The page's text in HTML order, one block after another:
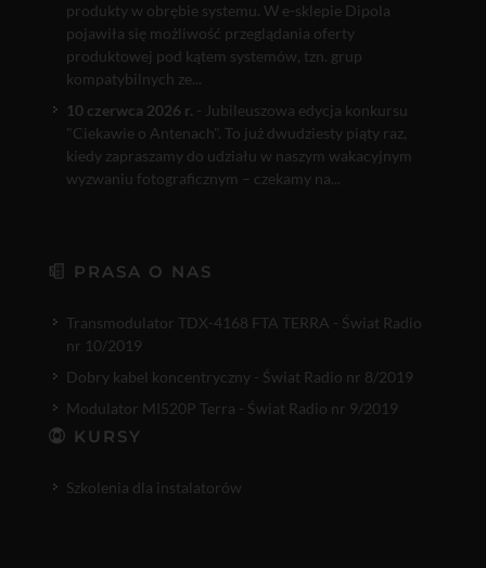
produkty w obrębie systemu. W e-sklepie Dipola
pojawiła się możliwość przeglądania oferty
produktowej pod kątem systemów, tzn. grup
kompatybilnych ze...
10 czerwca 2026 r. - Jubileuszowa edycja konkursu
"Ciekawie o Antenach". To już dwudziesty piąty raz,
kiedy zapraszamy do udziału w naszym wakacyjnym
wyzwaniu fotograficznym – czekamy na...
PRASA O NAS
Transmodulator TDX-4168 FTA TERRA - Świat Radio
nr 10/2019
Dobry kabel koncentryczny - Świat Radio nr 8/2019
Modulator MI520P Terra - Świat Radio nr 9/2019
KURSY
Szkolenia dla instalatorów